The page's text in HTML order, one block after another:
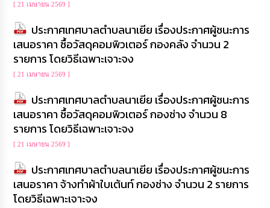
[ 21 เมษายน 2569 ]
ประกาศเทศบาลตำบลนาเยีย เรื่องประกาศผู้ชนะการ
เสนอราคา ซื้อวัสดุคอมพิวเตอร์ กองคลัง จำนวน 2
รายการ โดยวิธีเฉพาะเจาะจง
[ 21 เมษายน 2569 ]
ประกาศเทศบาลตำบลนาเยีย เรื่องประกาศผู้ชนะการ
เสนอราคา ซื้อวัสดุคอมพิวเตอร์ กองช่าง จำนวน 8
รายการ โดยวิธีเฉพาะเจาะจง
[ 21 เมษายน 2569 ]
ประกาศเทศบาลตำบลนาเยีย เรื่องประกาศผู้ชนะการ
เสนอราคา จ้างทำผ้าใบเต้นท์ กองช่าง จำนวน 2 รายการ
โดยวิธีเฉพาะเจาะจง